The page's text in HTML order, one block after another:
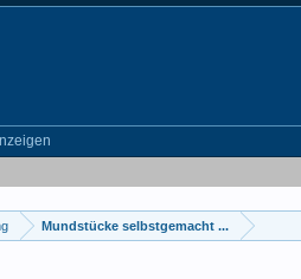
Mundstücke selbstgemacht ...